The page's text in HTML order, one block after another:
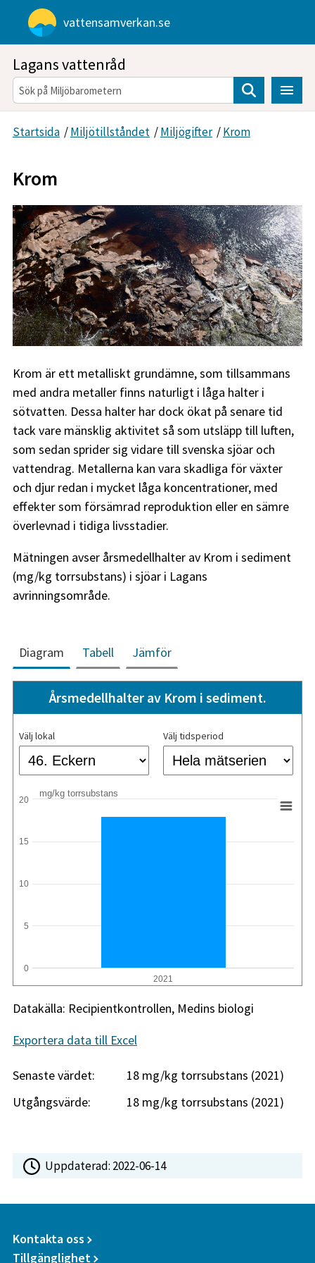
Gå direkt till sidans innehåll
vattensamverkan.se
Lagans vattenråd
Sök
Startsida /Miljötillståndet /Miljögifter /Krom
Krom
Krom är ett metalliskt grundämne, som tillsammans
med andra metaller finns naturligt i låga halter i
sötvatten. Dessa halter har dock ökat på senare tid
tack vare mänsklig aktivitet så som utsläpp till luften,
som sedan sprider sig vidare till svenska sjöar och
vattendrag. Metallerna kan vara skadliga för växter
och djur redan i mycket låga koncentrationer, med
effekter som försämrad reproduktion eller en sämre
överlevnad i tidiga livsstadier.
Mätningen avser årsmedellhalter av Krom i sediment
(mg/kg torrsubstans) i sjöar i Lagans
avrinningsområde.
Diagram Tabell Jämför
Årsmedellhalter av Krom i sediment.
Välj lokal Välj tidsperiod
mg/kg torrsubstans
2021
0
5
10
15
20
Datakälla: Recipientkontrollen, Medins biologi
Exportera data till Excel
Senaste värdet:
18 mg/kg torrsubstans (2021)
Utgångsvärde:
18 mg/kg torrsubstans (2021)
Uppdaterad: 2022-06-14
Kontakta oss
Tillgänglighet